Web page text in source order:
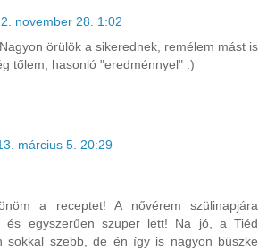
november 28. 1:02
örülök a sikerednek, remélem mást is
tőlem, hasonló "eredménnyel" :)
március 5. 20:29
a receptet! A nővérem szülinapjára
és egyszerűen szuper lett! Na jó, a Tiéd
sokkal szebb, de én így is nagyon büszke